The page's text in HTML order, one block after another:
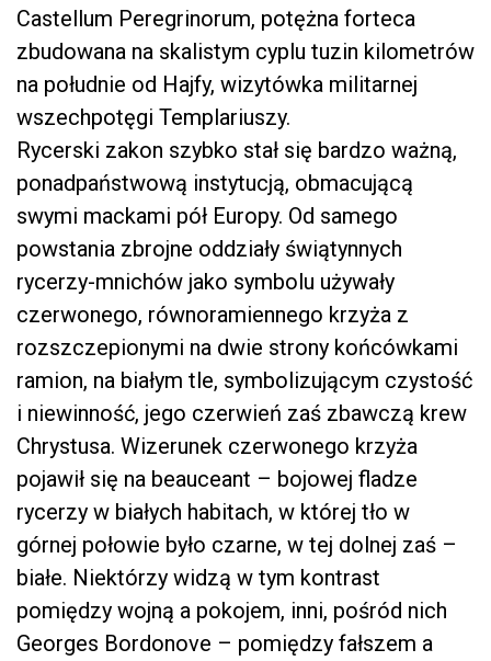
Castellum Peregrinorum, potężna forteca
zbudowana na skalistym cyplu tuzin kilometrów
na południe od Hajfy, wizytówka militarnej
wszechpotęgi Templariuszy.
Rycerski zakon szybko stał się bardzo ważną,
ponadpaństwową instytucją, obmacującą
swymi mackami pół Europy. Od samego
powstania zbrojne oddziały świątynnych
rycerzy-mnichów jako symbolu używały
czerwonego, równoramiennego krzyża z
rozszczepionymi na dwie strony końcówkami
ramion, na białym tle, symbolizującym czystość
i niewinność, jego czerwień zaś zbawczą krew
Chrystusa. Wizerunek czerwonego krzyża
pojawił się na beauceant – bojowej fladze
rycerzy w białych habitach, w której tło w
górnej połowie było czarne, w tej dolnej zaś –
białe. Niektórzy widzą w tym kontrast
pomiędzy wojną a pokojem, inni, pośród nich
Georges Bordonove – pomiędzy fałszem a